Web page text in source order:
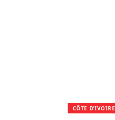
CÔTE D’IVOIRE